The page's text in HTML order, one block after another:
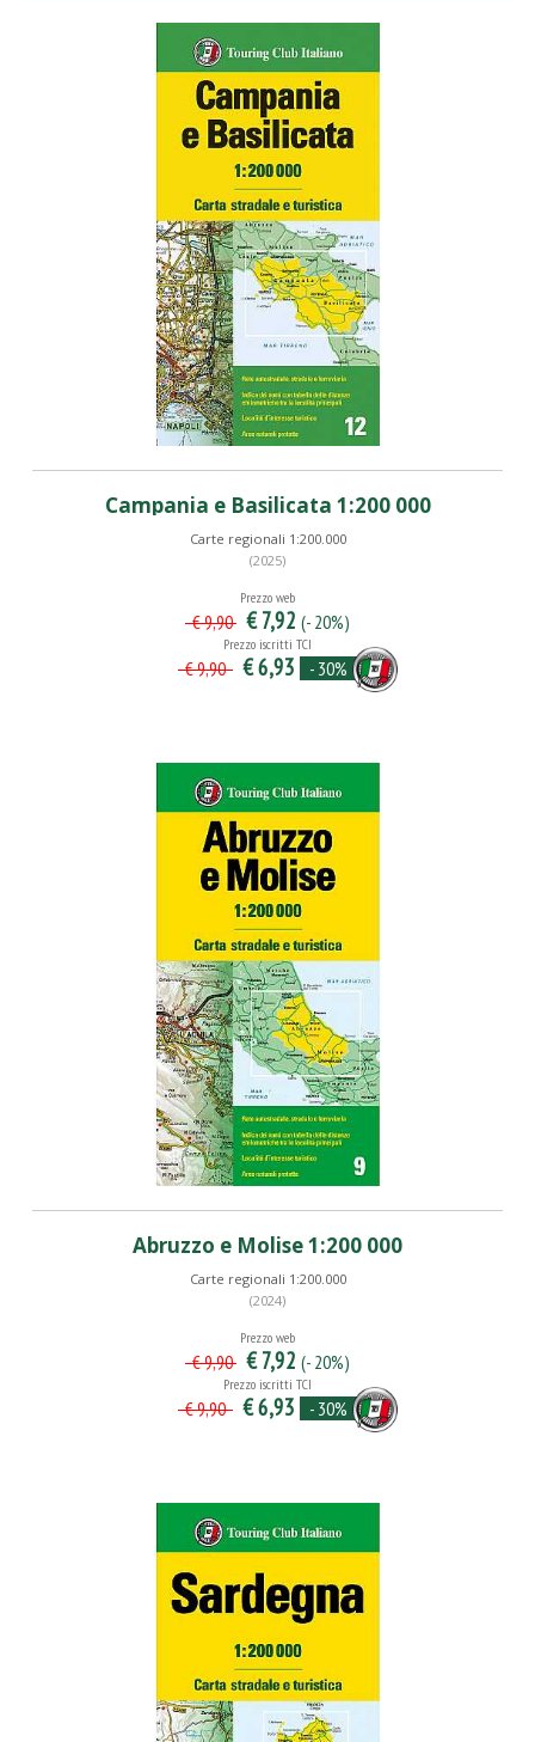
Campania e Basilicata 1:200 000
Carte regionali 1:200.000
(2025)
Prezzo web
€ 9,90 € 7,92 (- 20%)
Prezzo iscritti TCI
€ 9,90 € 6,93 - 30%
Abruzzo e Molise 1:200 000
Carte regionali 1:200.000
(2024)
Prezzo web
€ 9,90 € 7,92 (- 20%)
Prezzo iscritti TCI
€ 9,90 € 6,93 - 30%